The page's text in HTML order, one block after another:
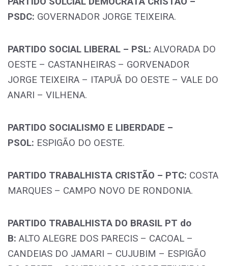
PSDC: GOVERNADOR JORGE TEIXEIRA.
PARTIDO SOCIAL LIBERAL – PSL: ALVORADA DO
OESTE – CASTANHEIRAS – GORVENADOR
JORGE TEIXEIRA – ITAPUÃ DO OESTE – VALE DO
ANARI – VILHENA.
PARTIDO SOCIALISMO E LIBERDADE –
PSOL: ESPIGÃO DO OESTE.
PARTIDO TRABALHISTA CRISTÃO – PTC: COSTA
MARQUES – CAMPO NOVO DE RONDONIA.
PARTIDO TRABALHISTA DO BRASIL PT do
B: ALTO ALEGRE DOS PARECIS – CACOAL –
CANDEIAS DO JAMARI – CUJUBIM – ESPIGÃO